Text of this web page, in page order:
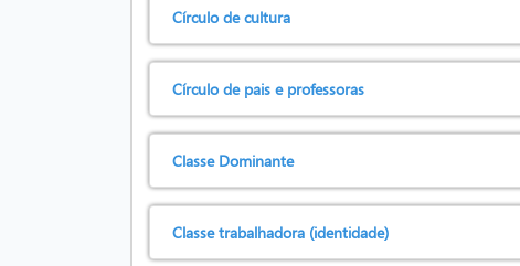
Círculo de cultura
Círculo de pais e professoras
Classe Dominante
Classe trabalhadora (identidade)